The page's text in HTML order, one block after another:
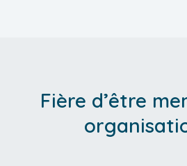
Fière d’être